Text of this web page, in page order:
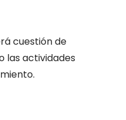
cuestión de
las actividades